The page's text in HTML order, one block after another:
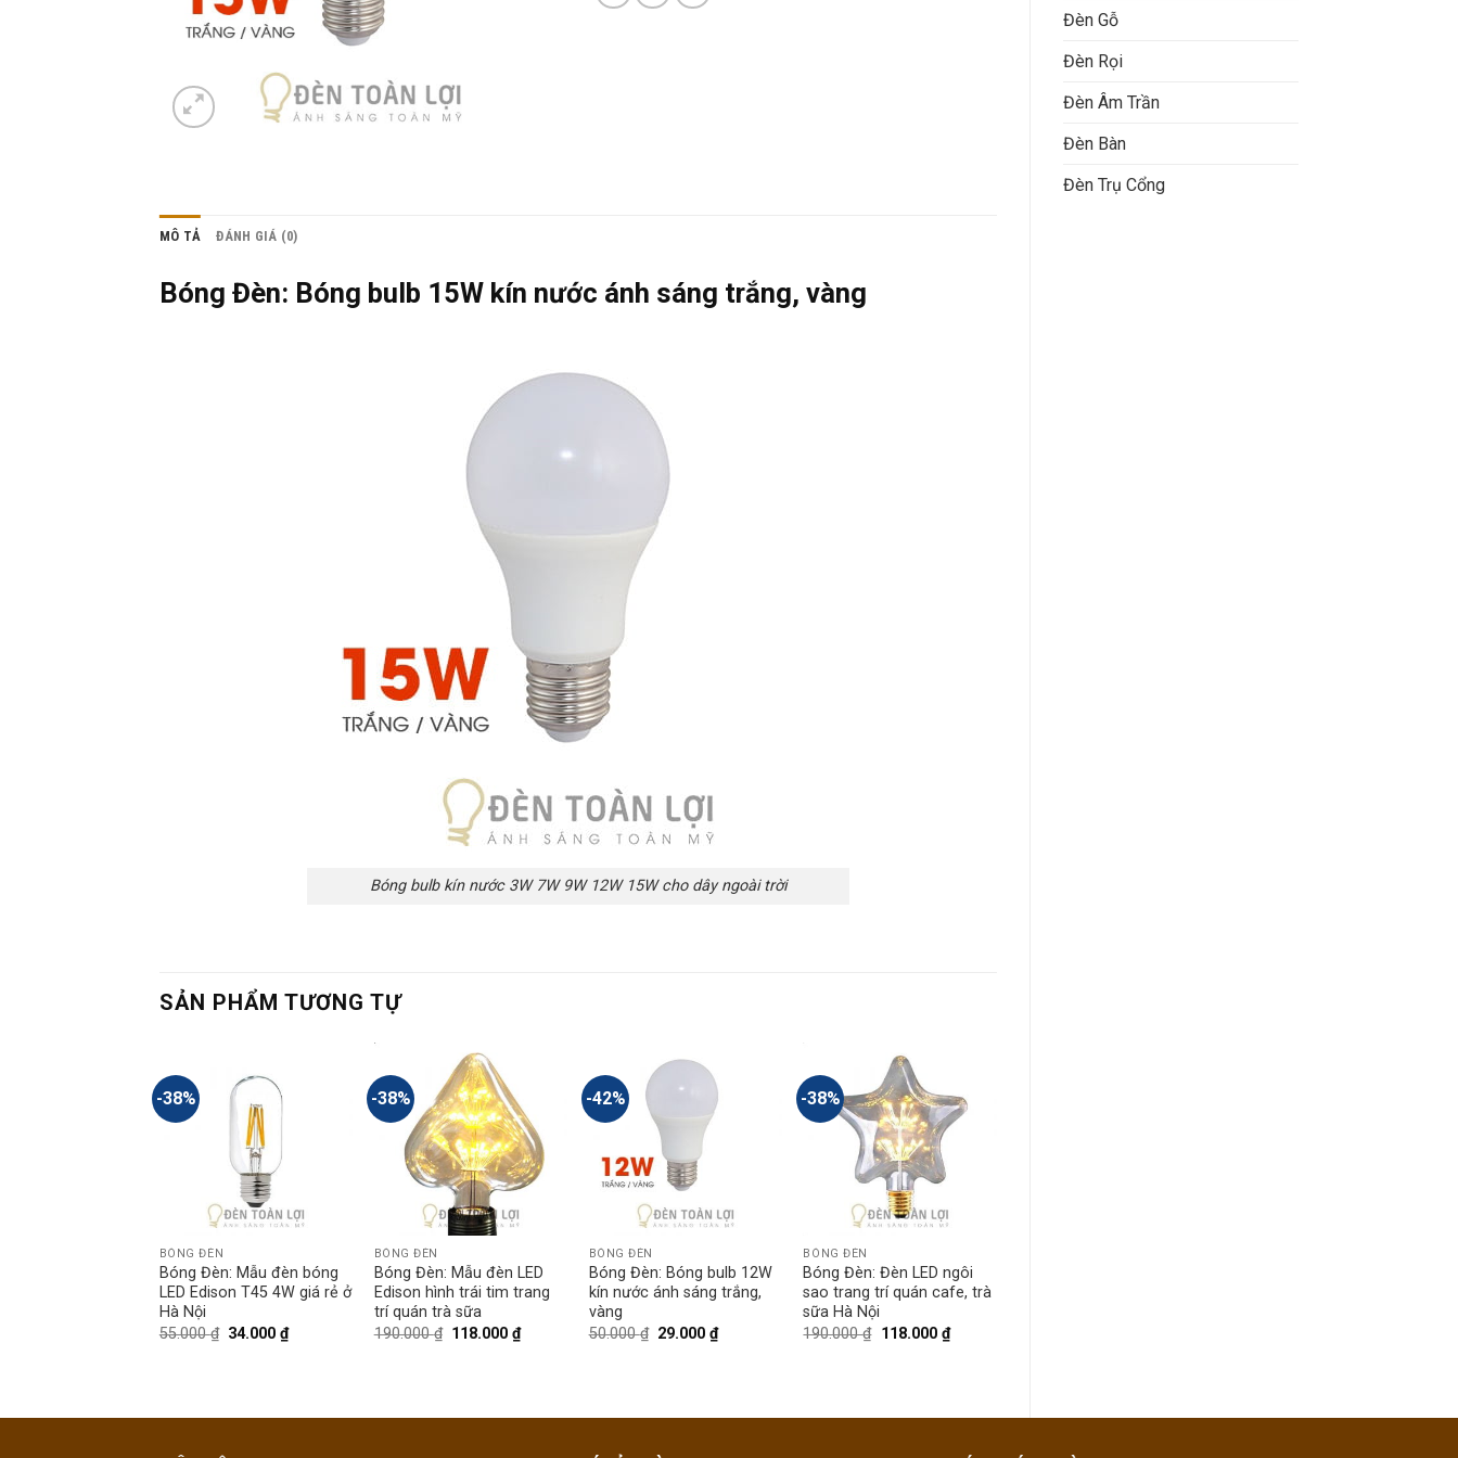
Đèn Gỗ
Đèn Rọi
Đèn Âm Trần
Đèn Bàn
Đèn Trụ Cổng
MÔ TẢ ĐÁNH GIÁ (0)
Bóng Đèn: Bóng bulb 15W kín nước ánh sáng trắng, vàng
Bóng bulb kín nước 3W 7W 9W 12W 15W cho dây ngoài trời
SẢN PHẨM TƯƠNG TỰ
-38%
BÓNG ĐÈN
Bóng Đèn: Mẫu đèn bóng
LED Edison T45 4W giá rẻ ở
Hà Nội
55.000₫ 34.000₫
-38%
BÓNG ĐÈN
Bóng Đèn: Mẫu đèn LED
Edison hình trái tim trang
trí quán trà sữa
190.000₫ 118.000 ₫
-42%
BÓNG ĐÈN
Bóng Đèn: Bóng bulb 12W
kín nước ánh sáng trắng,
vàng
50.000₫ 29.000 ₫
-38%
BÓNG ĐÈN
Bóng Đèn: Đèn LED ngôi
sao trang trí quán cafe, trà
sữa Hà Nội
190.000₫ 118.000 ₫